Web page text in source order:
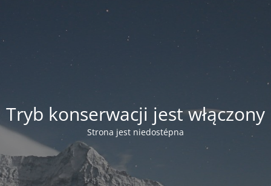
Tryb konserwacji jest włączony
Strona jest niedostépna